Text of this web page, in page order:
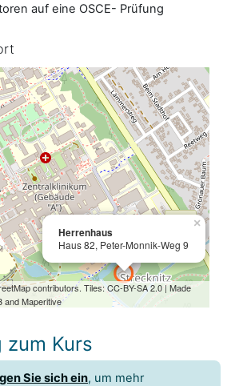
auf eine OSCE- Prüfung
Herrenhaus
Haus 82, Peter-Monnik-Weg 9
×
contributors. Tiles: CC-BY-SA 2.0 | Made
and Maperitive
zum Kurs
Sie sich ein, um mehr